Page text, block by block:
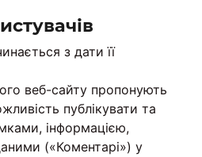
з дати її
веб-сайту пропонують
публікувати та
інформацією,
(«Коментарі») у